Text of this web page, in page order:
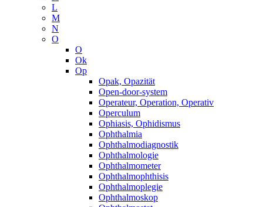
L
M
N
O
O
Ok
Op
Opak, Opazität
Open-door-system
Operateur, Operation, Operativ
Operculum
Ophiasis, Ophidismus
Ophthalmia
Ophthalmodiagnostik
Ophthalmologie
Ophthalmometer
Ophthalmophthisis
Ophthalmoplegie
Ophthalmoskop